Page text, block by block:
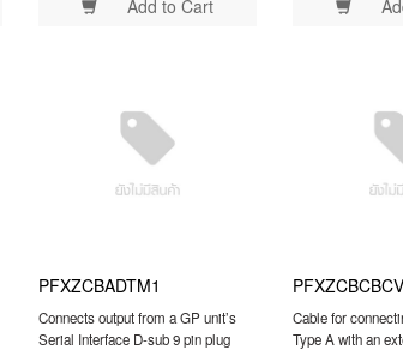
Add to Cart
PFXZCBADTM1
Connects output from a GP unit’s
Serial Interface D-sub 9 pin plug
Cable for
Type A with an